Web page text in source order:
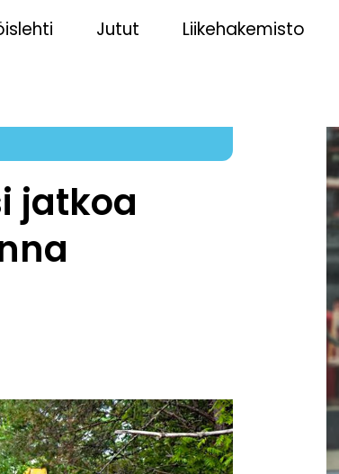
Jutut Liikehakemisto
jatkoa